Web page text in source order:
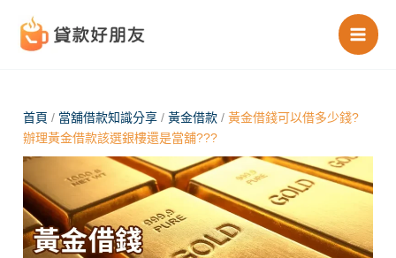
首頁 / 當舖借款知識分享 /黃金借款 /黃金借錢可以借多少錢?
辦理黃金借款該選銀樓還是當舖???